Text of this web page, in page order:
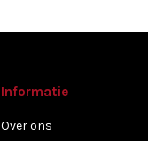
Informatie
Over ons